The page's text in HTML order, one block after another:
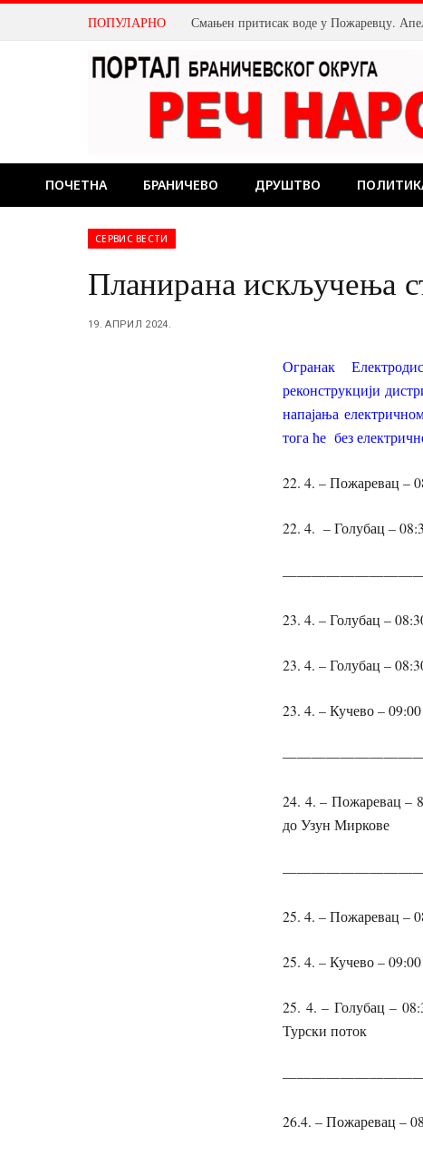
ПОПУЛАРНО
ПОЧЕТНА БРАНИЧЕВО ДРУШТВО
СЕРВИС ВЕСТИ
Планирана искључења
19. АПРИЛ 2024.
Огранак
реконструкцији
напајања
тога ће без
22. 4. – Пожаревац –
22. 4. – Голубац –
23. 4. – Голубац –
23. 4. – Голубац –
23. 4. – Кучево –
24. 4. – Пожаревац –
до Узун Миркове
25. 4. – Пожаревац –
25. 4. – Кучево –
25. 4. – Голубац –
Турски поток
26.4. – Пожаревац –